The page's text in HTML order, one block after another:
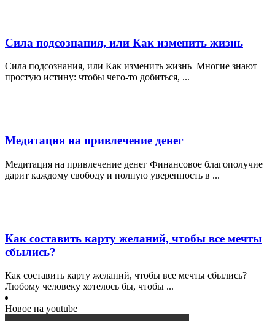
Сила подсознания, или Как изменить жизнь
Сила подсознания, или Как изменить жизнь Многие знают
простую истину: чтобы чего-то добиться, ...
Медитация на привлечение денег
Медитация на привлечение денег Финансовое благополучие
дарит каждому свободу и полную уверенность в ...
Как составить карту желаний, чтобы все мечты
сбылись?
Как составить карту желаний, чтобы все мечты сбылись?
Любому человеку хотелось бы, чтобы ...
Новое на youtube